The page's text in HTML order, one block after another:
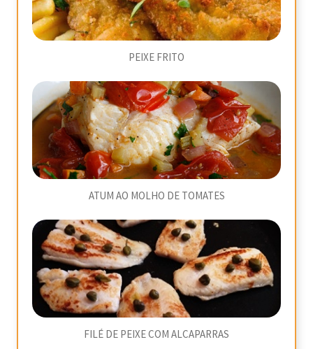
PEIXE FRITO
ATUM AO MOLHO DE TOMATES
FILÉ DE PEIXE COM ALCAPARRAS